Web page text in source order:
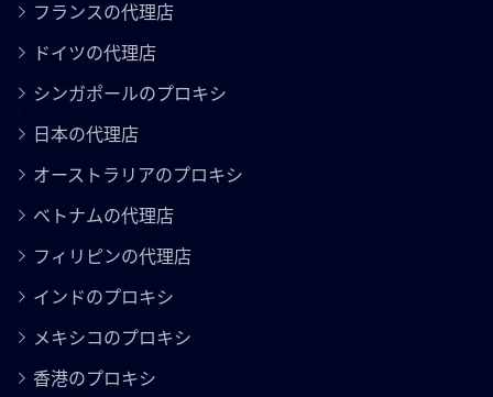
フランスの代理店
ドイツの代理店
シンガポールのプロキシ
日本の代理店
オーストラリアのプロキシ
ベトナムの代理店
フィリピンの代理店
インドのプロキシ
メキシコのプロキシ
香港のプロキシ